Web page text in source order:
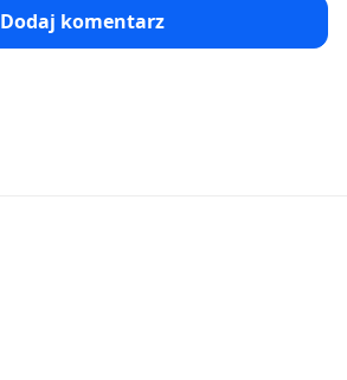
Dodaj komentarz